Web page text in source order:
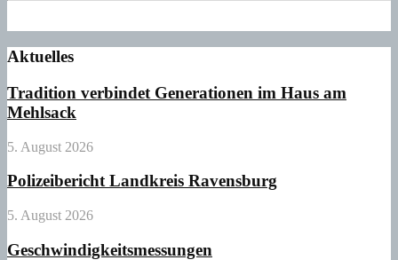
Aktuelles
Tradition verbindet Generationen im Haus am
Mehlsack
5. August 2026
Polizeibericht Landkreis Ravensburg
5. August 2026
Geschwindigkeitsmessungen